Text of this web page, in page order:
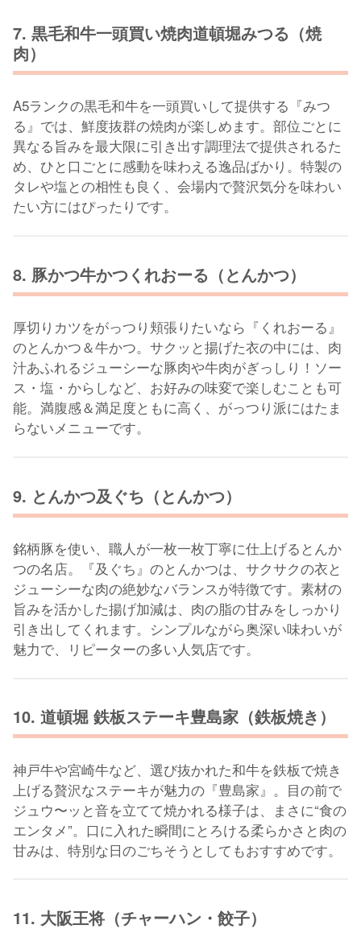
7. 黒毛和牛一頭買い焼肉道頓堀みつる（焼
肉）
A5ランクの黒毛和牛を一頭買いして提供する『みつ
る』では、鮮度抜群の焼肉が楽しめます。部位ごとに
異なる旨みを最大限に引き出す調理法で提供されるた
め、ひと口ごとに感動を味わえる逸品ばかり。特製の
タレや塩との相性も良く、会場内で贅沢気分を味わい
たい方にはぴったりです。
8. 豚かつ牛かつくれおーる（とんかつ）
厚切りカツをがっつり頬張りたいなら『くれおーる』
のとんかつ＆牛かつ。サクッと揚げた衣の中には、肉
汁あふれるジューシーな豚肉や牛肉がぎっしり！ソー
ス・塩・からしなど、お好みの味変で楽しむことも可
能。満腹感＆満足度ともに高く、がっつり派にはたま
らないメニューです。
9. とんかつ及ぐち（とんかつ）
銘柄豚を使い、職人が一枚一枚丁寧に仕上げるとんか
つの名店。『及ぐち』のとんかつは、サクサクの衣と
ジューシーな肉の絶妙なバランスが特徴です。素材の
旨みを活かした揚げ加減は、肉の脂の甘みをしっかり
引き出してくれます。シンプルながら奥深い味わいが
魅力で、リピーターの多い人気店です。
10. 道頓堀 鉄板ステーキ豊島家（鉄板焼き）
神戸牛や宮崎牛など、選び抜かれた和牛を鉄板で焼き
上げる贅沢なステーキが魅力の『豊島家』。目の前で
ジュウ〜ッと音を立てて焼かれる様子は、まさに“食の
エンタメ”。口に入れた瞬間にとろける柔らかさと肉の
甘みは、特別な日のごちそうとしてもおすすめです。
11. 大阪王将（チャーハン・餃子）